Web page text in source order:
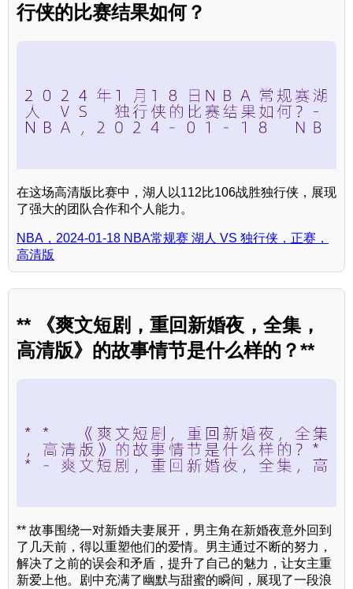
行侠的比赛结果如何？
在这场高清版比赛中，湖人以112比106战胜独行侠，展现
了强大的团队合作和个人能力。
NBA，2024-01-18 NBA常规赛 湖人 VS 独行侠，正赛，
高清版
** 《爽文短剧，重回新婚夜，全集，
高清版》的故事情节是什么样的？**
** 故事围绕一对新婚夫妻展开，男主角在新婚夜意外回到
了几天前，得以重塑他们的爱情。男主通过不断的努力，
解决了之前的误会和矛盾，提升了自己的魅力，让女主重
新爱上他。剧中充满了幽默与甜蜜的瞬间，展现了一段浪